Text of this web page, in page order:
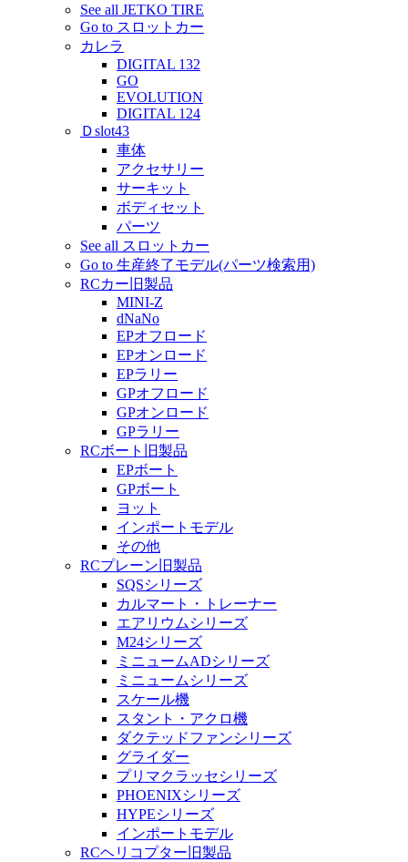
See all JETKO TIRE
Go to スロットカー
カレラ
DIGITAL 132
GO
EVOLUTION
DIGITAL 124
Ｄslot43
車体
アクセサリー
サーキット
ボディセット
パーツ
See all スロットカー
Go to 生産終了モデル(パーツ検索用)
RCカー旧製品
MINI-Z
dNaNo
EPオフロード
EPオンロード
EPラリー
GPオフロード
GPオンロード
GPラリー
RCボート旧製品
EPボート
GPボート
ヨット
インポートモデル
その他
RCプレーン旧製品
SQSシリーズ
カルマート・トレーナー
エアリウムシリーズ
M24シリーズ
ミニュームADシリーズ
ミニュームシリーズ
スケール機
スタント・アクロ機
ダクテッドファンシリーズ
グライダー
プリマクラッセシリーズ
PHOENIXシリーズ
HYPEシリーズ
インポートモデル
RCヘリコプター旧製品